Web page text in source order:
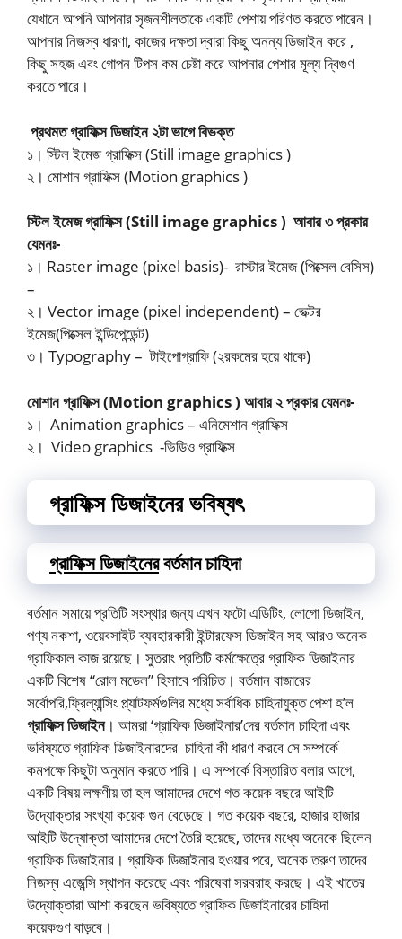
যেখানে আপনি আপনার সৃজনশীলতাকে একটি পেশায় পরিণত করতে পারেন।
আপনার নিজস্ব ধারণা, কাজের দক্ষতা দ্বারা কিছু অনন্য ডিজাইন করে ,
কিছু সহজ এবং গোপন টিপস কম চেষ্টা করে আপনার পেশার মূল্য দ্বিগুণ
করতে পারে।
প্রথমত গ্রাফিক্স ডিজাইন ২টা ভাগে বিভক্ত
১। স্টিল ইমেজ গ্রাফিক্স (Still image graphics )
২। মোশান গ্রাফিক্স (Motion graphics )
স্টিল ইমেজ গ্রাফিক্স (Still image graphics ) আবার ৩ প্রকার
যেমনঃ-
১। Raster image (pixel basis)- রাস্টার ইমেজ (পিক্সেল বেসিস)
–
২। Vector image (pixel independent) – ভেক্টর
ইমেজ(পিক্সেল ইন্ডিপেন্ডেন্ট)
৩। Typography – টাইপোগ্রাফি (২রকমের হয়ে থাকে)
মোশান গ্রাফিক্স (Motion graphics ) আবার ২ প্রকার যেমনঃ-
১। Animation graphics – এনিমেশান গ্রাফিক্স
২। Video graphics -ভিডিও গ্রাফিক্স
গ্রাফিক্স ডিজাইনের ভবিষ্যৎ
গ্রাফিক্স ডিজাইনেরবর্তমান চাহিদা
বর্তমান সমায়ে প্রতিটি সংস্থার জন্য এখন ফটো এডিটিং, লোগো ডিজাইন,
পণ্য নকশা, ওয়েবসাইট ব্যবহারকারী ইন্টারফেস ডিজাইন সহ আরও অনেক
গ্রাফিকাল কাজ রয়েছে। সুতরাং প্রতিটি কর্মক্ষেত্রে গ্রাফিক ডিজাইনার
একটি বিশেষ “রোল মডেল” হিসাবে পরিচিত। বর্তমান বাজারের
সর্বোপরি,ফ্রিল্যান্সিং প্ল্যাটফর্মগুলির মধ্যে সর্বাধিক চাহিদাযুক্ত পেশা হ’ল
গ্রাফিক্স ডিজাইন। আমরা ‘গ্রাফিক ডিজাইনার’দের বর্তমান চাহিদা এবং
ভবিষ্যতে গ্রাফিক ডিজাইনারদের চাহিদা কী ধারণ করবে সে সম্পর্কে
কমপক্ষে কিছুটা অনুমান করতে পারি। এ সম্পর্কে বিস্তারিত বলার আগে,
একটি বিষয় লক্ষণীয় তা হল আমাদের দেশে গত কয়েক বছরে আইটি
উদ্যোক্তার সংখ্যা কয়েক গুন বেড়েছে। গত কয়েক বছরে, হাজার হাজার
আইটি উদ্যোক্তা আমাদের দেশে তৈরি হয়েছে, তাদের মধ্যে অনেকে ছিলেন
গ্রাফিক ডিজাইনার। গ্রাফিক ডিজাইনার হওয়ার পরে, অনেক তরুণ তাদের
নিজস্ব এজেন্সি স্থাপন করেছে এবং পরিষেবা সরবরাহ করছে। এই খাতের
উদ্যোক্তারা আশা করছেন ভবিষ্যতে গ্রাফিক ডিজাইনারের চাহিদা
কয়েকগুণ বাড়বে।